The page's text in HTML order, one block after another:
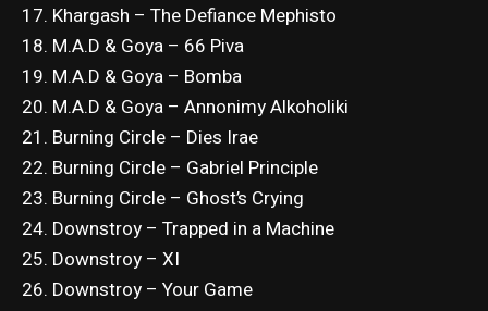
17. Khargash – The Defiance Mephisto
18. M.A.D & Goya – 66 Piva
19. M.A.D & Goya – Bomba
20. M.A.D & Goya – Annonimy Alkoholiki
21. Burning Circle – Dies Irae
22. Burning Circle – Gabriel Principle
23. Burning Circle – Ghost’s Crying
24. Downstroy – Trapped in a Machine
25. Downstroy – XI
26. Downstroy – Your Game